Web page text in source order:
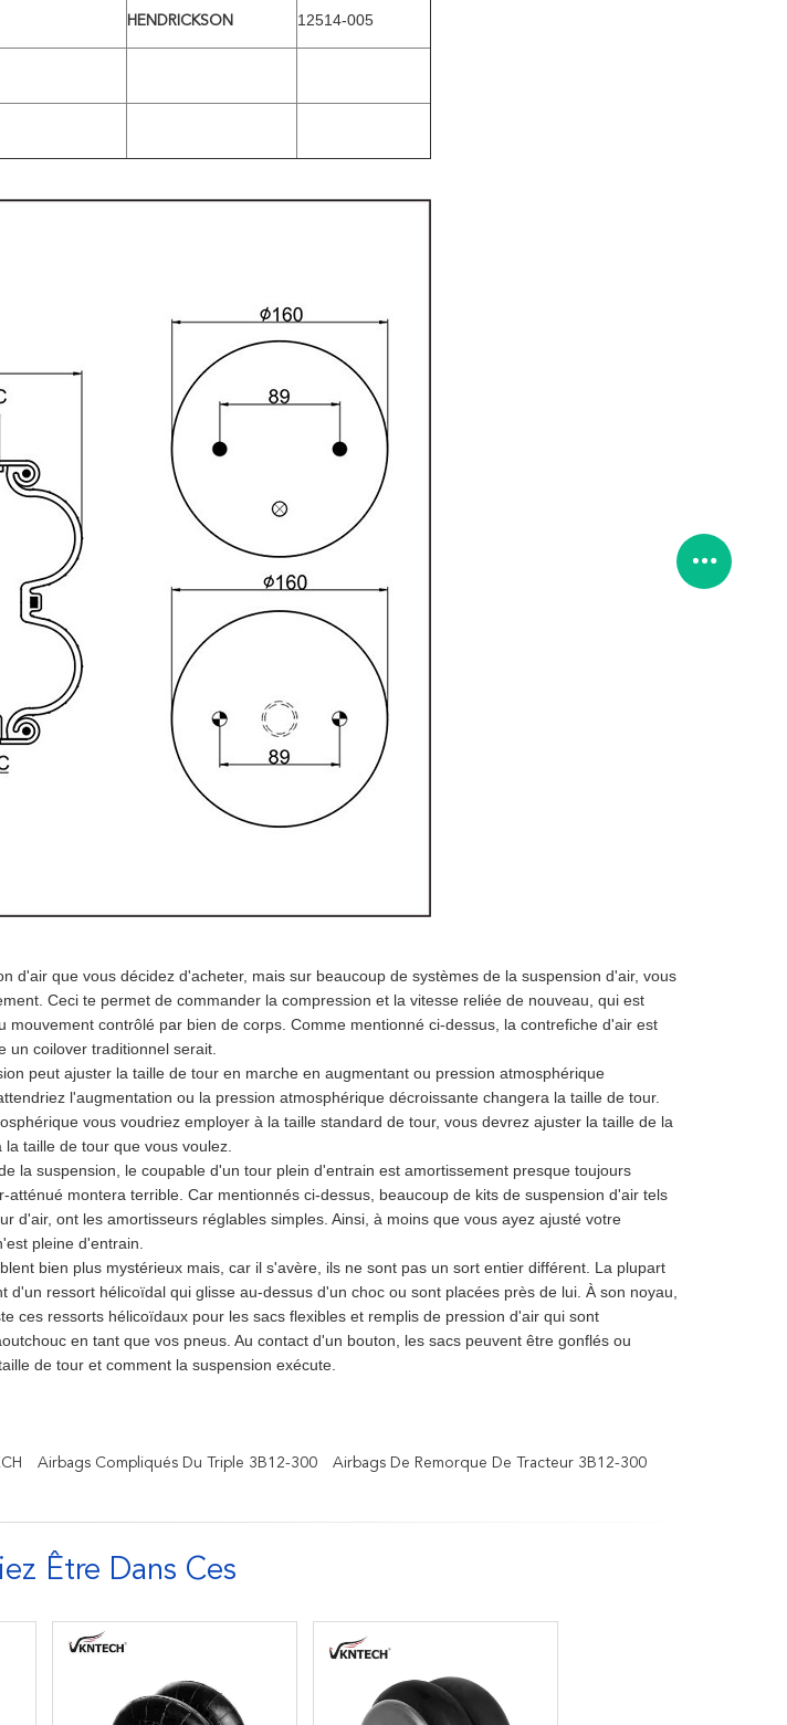
HENDRICKSON 12514-005
d'air que vous décidez d'acheter, mais sur beaucoup de systèmes de la suspension d'air, vous
Ceci te permet de commander la compression et la vitesse reliée de nouveau, qui est
mouvement contrôlé par bien de corps. Comme mentionné ci-dessus, la contrefiche d'air est
un coilover traditionnel serait.
peut ajuster la taille de tour en marche en augmentant ou pression atmosphérique
l'augmentation ou la pression atmosphérique décroissante changera la taille de tour.
vous voudriez employer à la taille standard de tour, vous devrez ajuster la taille de la
taille de tour que vous voulez.
la suspension, le coupable d'un tour plein d'entrain est amortissement presque toujours
atténué montera terrible. Car mentionnés ci-dessus, beaucoup de kits de suspension d'air tels
d'air, ont les amortisseurs réglables simples. Ainsi, à moins que vous ayez ajusté votre
pleine d'entrain.
bien plus mystérieux mais, car il s'avère, ils ne sont pas un sort entier différent. La plupart
d'un ressort hélicoïdal qui glisse au-dessus d'un choc ou sont placées près de lui. À son noyau,
ces ressorts hélicoïdaux pour les sacs flexibles et remplis de pression d'air qui sont
en tant que vos pneus. Au contact d'un bouton, les sacs peuvent être gonflés ou
de tour et comment la suspension exécute.
Airbags Compliqués Du Triple 3B12-300 Airbags De Remorque De Tracteur 3B12-300
Être Dans Ces